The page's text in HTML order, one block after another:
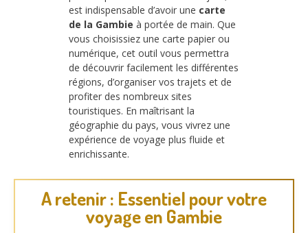
est indispensable d’avoir une carte
de la Gambie à portée de main. Que
vous choisissiez une carte papier ou
numérique, cet outil vous permettra
de découvrir facilement les différentes
régions, d’organiser vos trajets et de
profiter des nombreux sites
touristiques. En maîtrisant la
géographie du pays, vous vivrez une
expérience de voyage plus fluide et
enrichissante.
A retenir : Essentiel pour votre
voyage en Gambie